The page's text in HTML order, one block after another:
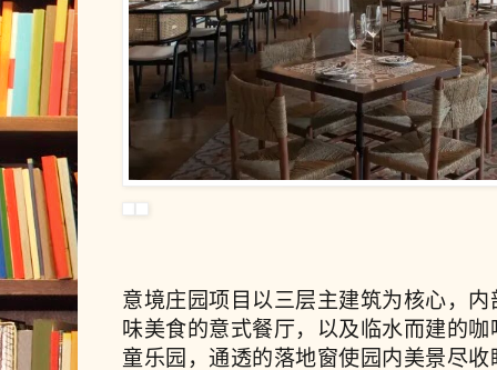
意境庄园项目以三层主建筑为核心，
味美食的意式餐厅，以及临水而建的
童乐园，通透的落地窗使园内美景尽收